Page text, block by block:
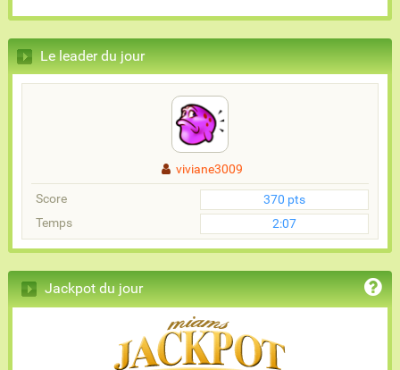
Le leader du jour
viviane3009
Score
370 pts
Temps
2:07
Jackpot du jour